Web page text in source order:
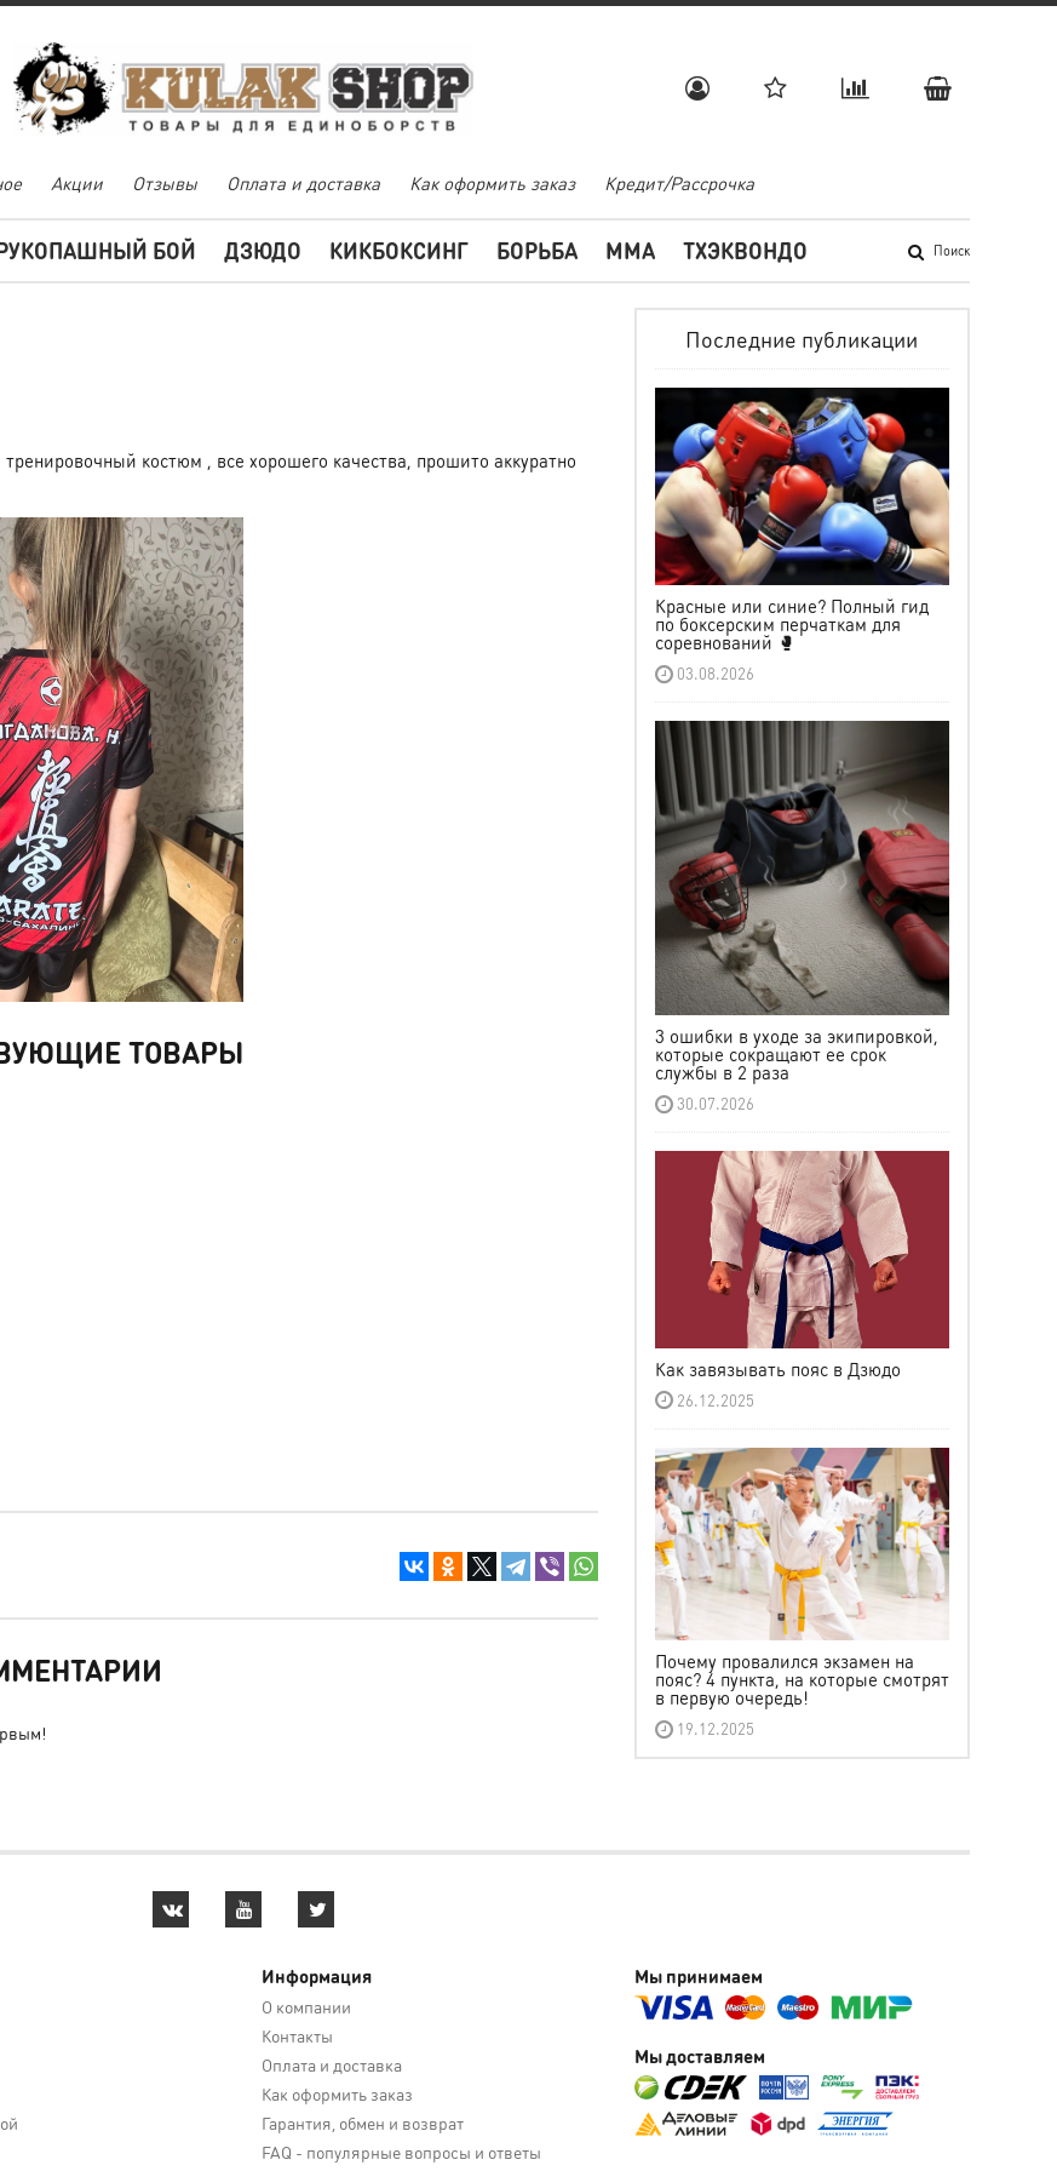
Акции Отзывы Оплата и доставка Как оформить заказ Кредит/Рассрочка
Поиск
БОЙ ДЗЮДО КИКБОКСИНГ БОРЬБА MMA ТХЭКВОНДО
костюм , все хорошего качества, прошито аккуратно
ТОВАРЫ
Последние публикации
Красные или синие? Полный гид
по боксерским перчаткам для
соревнований 🥊
03.08.2026
3 ошибки в уходе за экипировкой,
которые сокращают ее срок
службы в 2 раза
30.07.2026
Как завязывать пояс в Дзюдо
26.12.2025
Почему провалился экзамен на
пояс? 4 пункта, на которые смотрят
в первую очередь!
19.12.2025
Информация
О компании
Контакты
Оплата и доставка
Как оформить заказ
Гарантия, обмен и возврат
FAQ - популярные вопросы и ответы
Мы принимаем
Мы доставляем